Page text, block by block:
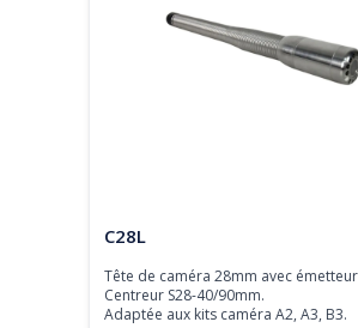
Tête de caméra
C28L
Tête de caméra 28mm avec
Centreur S28-40/90mm.
Adaptée aux kits caméra A2, A3, B3.